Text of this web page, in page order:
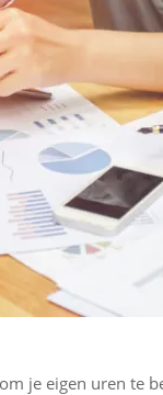
je eigen uren te